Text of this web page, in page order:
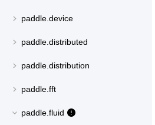
paddle.device
paddle.distributed
paddle.distribution
paddle.fft
paddle.fluid